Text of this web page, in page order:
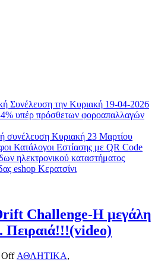
Συνέλευση την Κυριακή 19-04-2026
υπέρ πρόσθετων φοροαπαλλαγών
συνέλευση Κυριακή 23 Μαρτίου
Κατάλογοι Εστίασης με QR Code
ηλεκτρονικού καταστήματος
eshop Κερατσίνι
Challenge-Η μεγάλη
Πειραιά!!!(video)
Off ΑΘΛΗΤΙΚΑ,